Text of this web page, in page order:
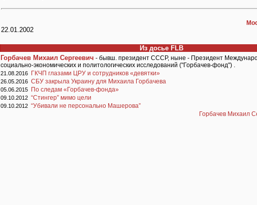
22.01.2002
Из досье FLB
Горбачев Михаил Сергеевич - бывш. президент СССР, ныне - Президент
социально-экономических и политологических исследований ("Горбачев-фонд") .
21.08.2016 ГКЧП глазами ЦРУ и сотрудников «девятки»
26.05.2016 СБУ закрыла Украину для Михаила Горбачева
05.06.2015 По следам «Горбачев-фонда»
09.10.2012 “Стингер” мимо цели
09.10.2012 “Убивали не персонально Машерова”
Горбачев Михаил